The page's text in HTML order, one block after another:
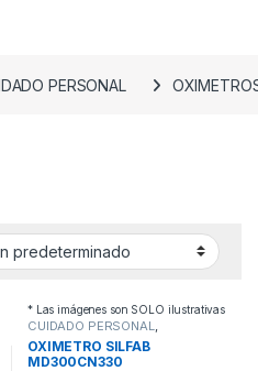
PERSONAL
* Las imágenes son SOLO ilustrativas
CUIDADO PERSONAL,
OXIMETROS
OXIMETRO SILFAB
MD300CN330